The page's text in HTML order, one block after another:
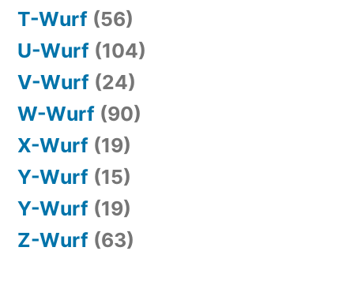
T-Wurf (56)
U-Wurf (104)
V-Wurf (24)
W-Wurf (90)
X-Wurf (19)
Y-Wurf (15)
Y-Wurf (19)
Z-Wurf (63)